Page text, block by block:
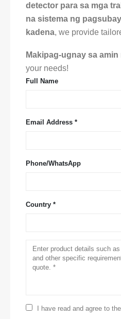
detector para sa mga
na sistema ng
kadena, we provide
Makipag-ugnay sa
your needs!
Full Name
Email Address *
Phone/WhatsApp
Country *
I have read and agree to the
Makipag-ugnay sa Amin
Email Address: NO.299 Jinsuo Road,
Email:cece@winsensor.com